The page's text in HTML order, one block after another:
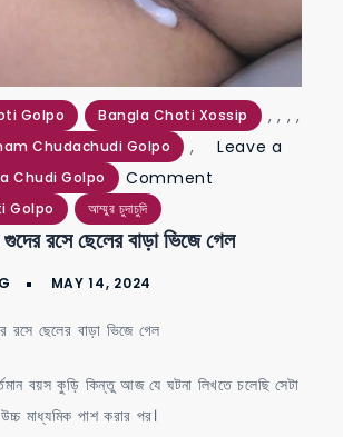
Golpo ,
Bangla Choti Xossip ,
Chudachudi Golpo
,
Chudi Golpo
,
Golpo
,
আম্মুর চুদাচুদি
Leave a
Comment
বয়সে
বাড়া
রসে ছেলের বাড়া ভিজে গেল
রসে ছেলের বাড়া ভিজে গেল
বয়স কুড়ি কিন্তু আজ যে ঘটনা লিখতে চলেছি সেটা
মাধ্যমিক পাশ করার পর।